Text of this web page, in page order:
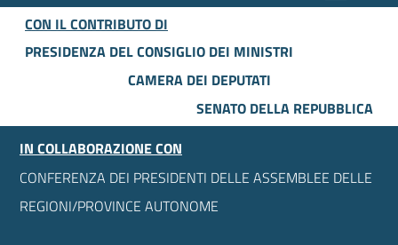
CON IL CONTRIBUTO DI
PRESIDENZA DEL CONSIGLIO DEI MINISTRI
CAMERA DEI DEPUTATI
SENATO DELLA REPUBBLICA
IN COLLABORAZIONE CON
CONFERENZA DEI PRESIDENTI DELLE ASSEMBLEE DELLE
REGIONI/PROVINCE AUTONOME